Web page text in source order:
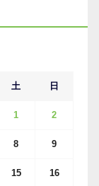
土 日
1 2
8 9
15 16